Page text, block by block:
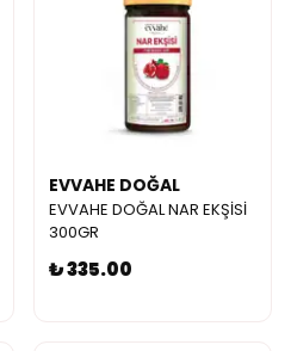
EVVAHE DOĞAL
EVVAHE DOĞAL NAR EKŞİSİ
300GR
₺ 335.00